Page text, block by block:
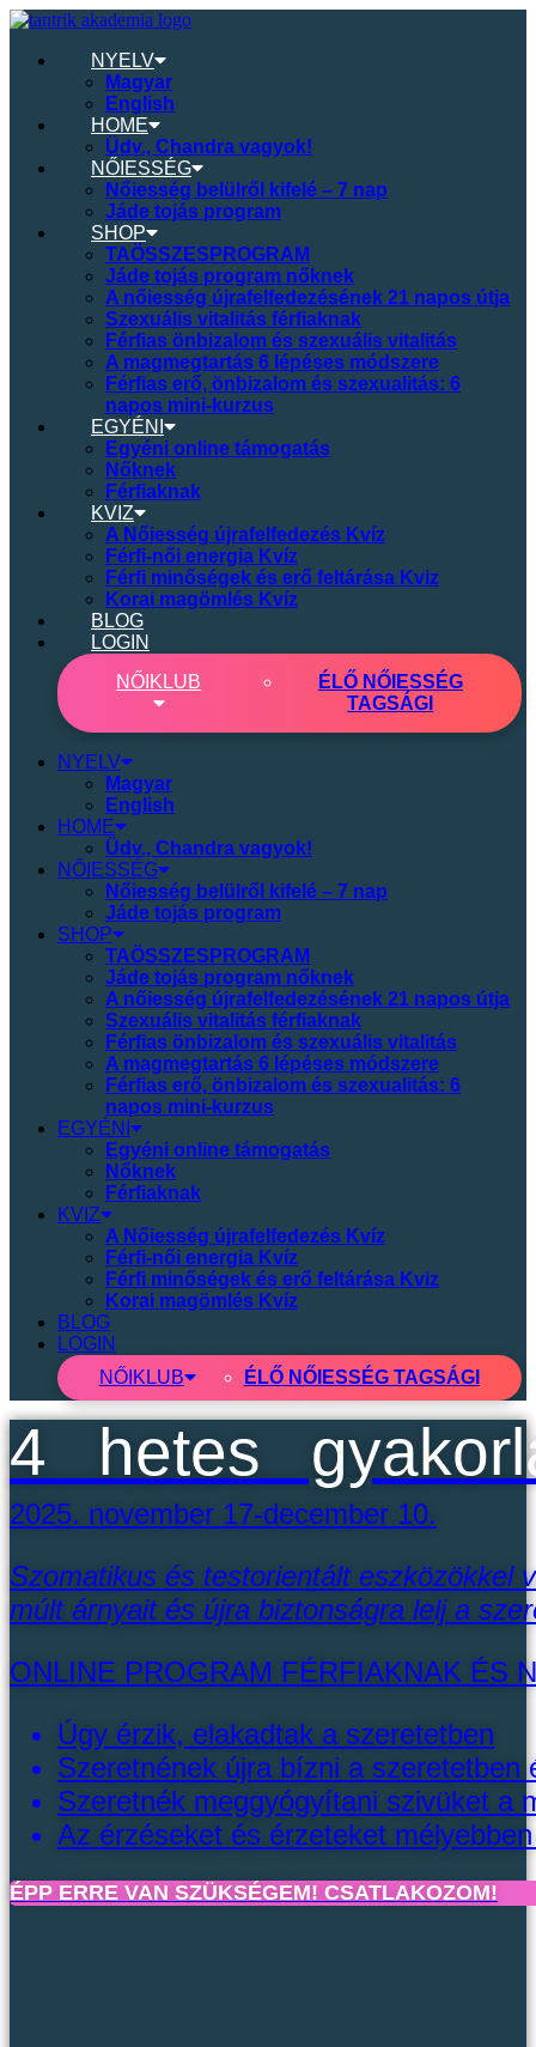
NYELV
Magyar
English
HOME
Üdv., Chandra vagyok!
NŐIESSÉG
Nőiesség belülről kifelé – 7 nap
Jáde tojás program
SHOP
TAÖSSZESPROGRAM
Jáde tojás program nőknek
A nőiesség újrafelfedezésének 21 napos útja
Szexuális vitalitás férfiaknak
Férfias önbizalom és szexuális vitalitás
A magmegtartás 6 lépéses módszere
Férfias erő, önbizalom és szexualitás: 6
napos mini-kurzus
EGYÉNI
Egyéni online támogatás
Nőknek
Férfiaknak
KVIZ
A Nőiesség újrafelfedezés Kvíz
Férfi-női energia Kvíz
Férfi minőségek és erő feltárása Kviz
Korai magömlés Kvíz
BLOG
LOGIN
NŐI KLUB
ÉLŐ NŐIESSÉG
TAGSÁGI
NYELV
Magyar
English
HOME
Üdv., Chandra vagyok!
NŐIESSÉG
Nőiesség belülről kifelé – 7 nap
Jáde tojás program
SHOP
TAÖSSZESPROGRAM
Jáde tojás program nőknek
A nőiesség újrafelfedezésének 21 napos útja
Szexuális vitalitás férfiaknak
Férfias önbizalom és szexuális vitalitás
A magmegtartás 6 lépéses módszere
Férfias erő, önbizalom és szexualitás: 6
napos mini-kurzus
EGYÉNI
Egyéni online támogatás
Nőknek
Férfiaknak
KVIZ
A Nőiesség újrafelfedezés Kvíz
Férfi-női energia Kvíz
Férfi minőségek és erő feltárása Kviz
Korai magömlés Kvíz
BLOG
LOGIN
NŐI KLUB ÉLŐ NŐIESSÉG TAGSÁGI
4 hetes
2025. november 17-december 10.
Szomatikus és testorientált eszközökkel
múlt árnyait és újra biztonságra lelj a
ONLINE PROGRAM FÉRFIAKNAK ÉS
Úgy érzik, elakadtak a szeretetben
Szeretnének újra bízni a
Szeretnék meggyógyítani szivüket a
Az érzéseket és érzeteket
ÉPP ERRE VAN SZÜKSÉGEM! CSATLAKOZOM!